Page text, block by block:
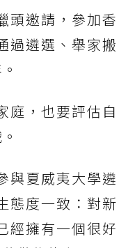
頭邀請，參加香
過遴選、舉家搬
庭，也要評估自
與夏威夷大學遴
態度一致：對新
經擁有一個很好